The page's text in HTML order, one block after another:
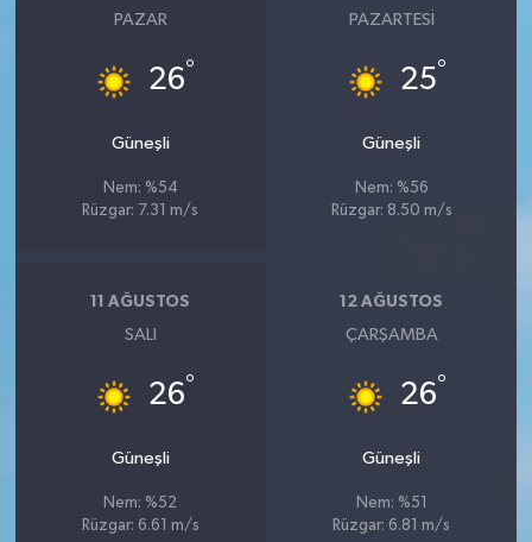
PAZAR
26°
Güneşli
Nem: %54
Rüzgar: 7.31 m/s
PAZARTESI
25°
Güneşli
Nem: %56
Rüzgar: 8.50 m/s
11 AĞUSTOS
SALI
26°
Güneşli
Nem: %52
Rüzgar: 6.61 m/s
12 AĞUSTOS
ÇARŞAMBA
26°
Güneşli
Nem: %51
Rüzgar: 6.81 m/s